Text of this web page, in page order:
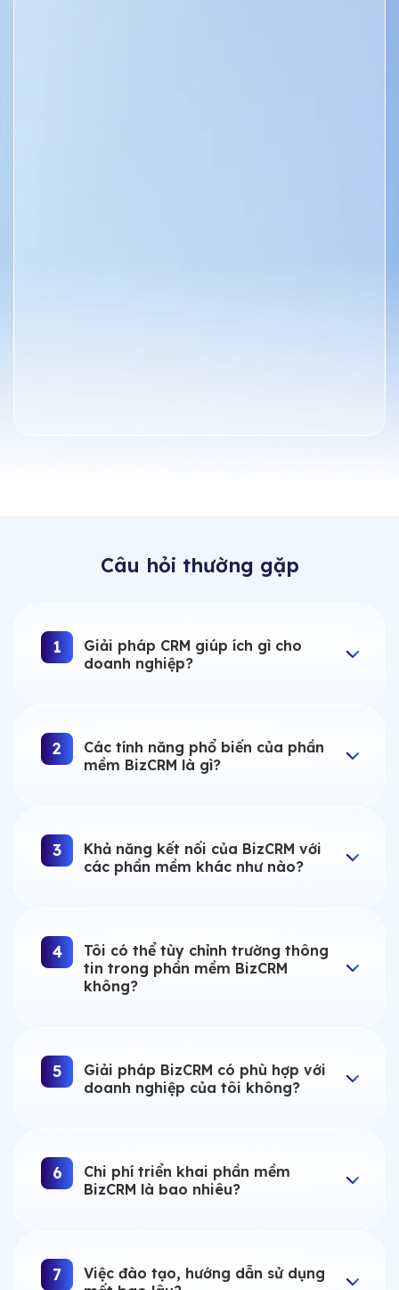
Câu hỏi thường gặp
1
Giải pháp CRM giúp ích gì cho
doanh nghiệp?
2
Các tính năng phổ biến của phần
mềm BizCRM là gì?
3
Khả năng kết nối của BizCRM với
các phần mềm khác như nào?
4
Tôi có thể tùy chỉnh trường thông
tin trong phần mềm BizCRM
không?
5
Giải pháp BizCRM có phù hợp với
doanh nghiệp của tôi không?
6
Chi phí triển khai phần mềm
BizCRM là bao nhiêu?
7
Việc đào tạo, hướng dẫn sử dụng